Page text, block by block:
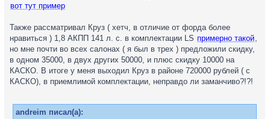
вот тут пример
Также рассматривал Круз ( хетч, в отличие от форда более
нравиться ) 1,8 АКПП 141 л. с. в комплектации LS примерно такой,
но мне почти во всех салонах ( я был в трех ) предложили скидку,
в одном 35000, в двух других 50000, и плюс скидку 10000 на
КАСКО. В итоге у меня выходил Круз в районе 720000 рублей ( с
КАСКО), в приемлимой комплектации, неправдо ли заманчиво?!?!
andreim писал(а):